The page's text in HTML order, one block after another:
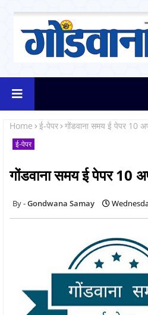
Home ई-पेपर गोंडवाना समय ई पेपर 10
ई-पेपर
गोंडवाना समय ई पेपर 10
Gondwana Samay